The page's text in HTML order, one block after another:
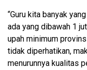
“Guru kita banyak
ada yang dibawah 1
upah minimum
tidak diperhatikan,
menurunnya kualitas